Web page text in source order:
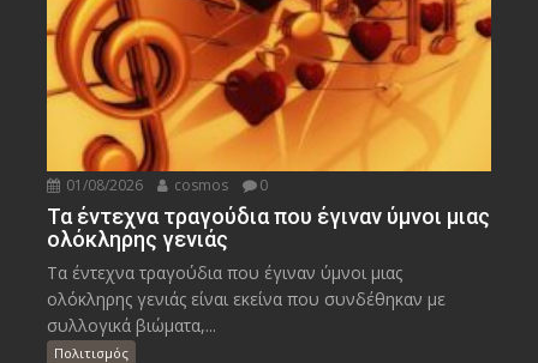
01/08/2026 cosmos 0
Τα έντεχνα τραγούδια που έγιναν ύμνοι μιας
ολόκληρης γενιάς
Τα έντεχνα τραγούδια που έγιναν ύμνοι μιας
ολόκληρης γενιάς είναι εκείνα που συνδέθηκαν με
συλλογικά βιώματα,...
Πολιτισμός